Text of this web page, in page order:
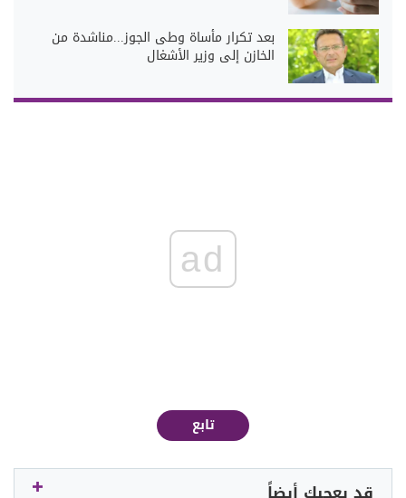
بعد تكرار مأساة وطى الجوز...مناشدة من
الخازن إلى وزير الأشغال
ad
تابع